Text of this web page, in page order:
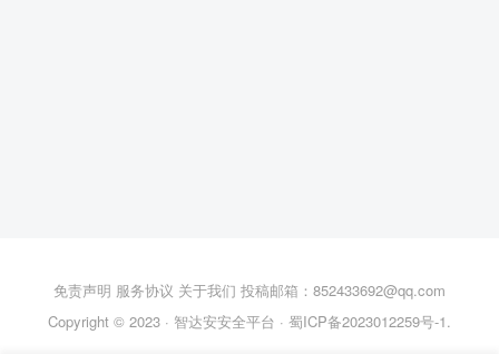
免责声明 服务协议 关于我们 投稿邮箱：852433692@qq.com
Copyright © 2023 · 智达安安全平台 · 蜀ICP备2023012259号-1.